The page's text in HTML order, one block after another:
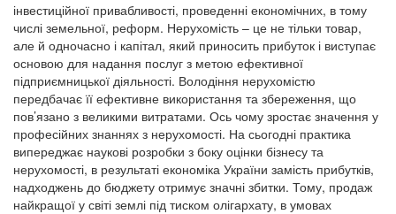
інвестиційної привабливості, проведенні економічних, в тому
числі земельної, реформ. Нерухомість – це не тільки товар,
але й одночасно і капітал, який приносить прибуток і виступає
основою для надання послуг з метою ефективної
підприємницької діяльності. Володіння нерухомістю
передбачає її ефективне використання та збереження, що
пов’язано з великими витратами. Ось чому зростає значення у
професійних знаннях з нерухомості. На сьогодні практика
випереджає наукові розробки з боку оцінки бізнесу та
нерухомості, в результаті економіка України замість прибутків,
надходжень до бюджету отримує значні збитки. Тому, продаж
найкращої у світі землі під тиском олігархату, в умовах